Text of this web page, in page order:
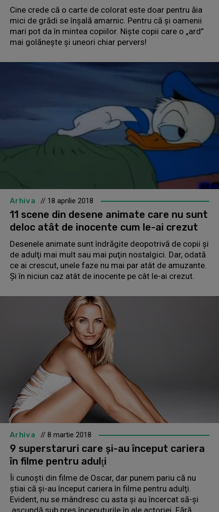
Cine crede că o carte de colorat este doar pentru ăia
mici de grădi se înşală amarnic. Pentru că şi oamenii
mari pot da în mintea copiilor. Nişte copii care o „ard”
mai golăneşte şi uneori chiar pervers!
Arhiva // 18 aprilie 2018
11 scene din desene animate care nu sunt
deloc atât de inocente cum le-ai crezut
Desenele animate sunt îndrăgite deopotrivă de copii şi
de adulţi mai mult sau mai puţin nostalgici. Dar, odată
ce ai crescut, unele faze nu mai par atât de amuzante.
Şi în niciun caz atât de inocente pe cât le-ai crezut.
Arhiva // 8 martie 2018
9 superstaruri care şi-au început cariera
în filme pentru adulţi
Îi cunoşti din filme de Oscar, dar punem pariu că nu
ştiai că şi-au început cariera în filme pentru adulţi.
Evident, nu se mândresc cu asta şi au încercat să-şi